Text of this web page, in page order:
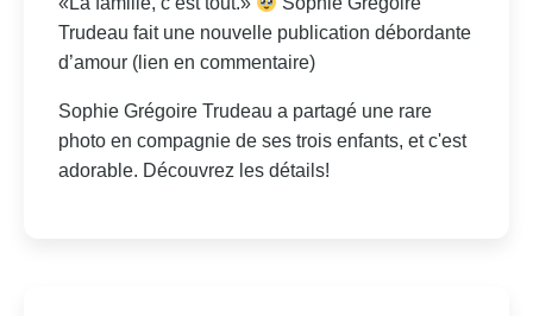
Trudeau fait une nouvelle publication débordante
d’amour (lien en commentaire)
Sophie Grégoire Trudeau a partagé une rare
photo en compagnie de ses trois enfants, et c'est
adorable. Découvrez les détails!